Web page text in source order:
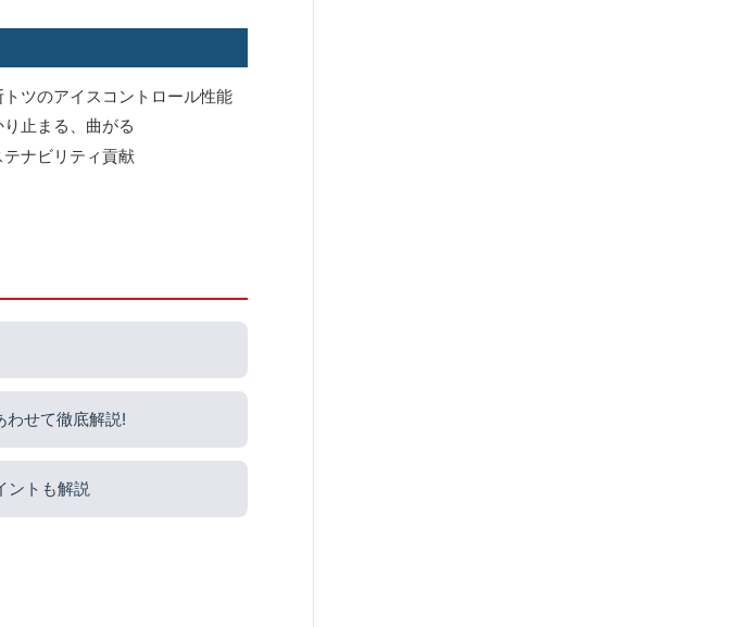
ツのアイスコントロール性能
止まる、曲がる
ナビリティ貢献
わせて徹底解説!
ントも解説